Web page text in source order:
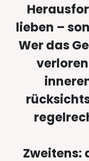
lieben –
Wer das
Zweitens: